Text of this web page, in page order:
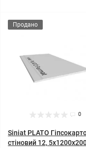
Продано
0
Siniat PLATO
стіновий 12,